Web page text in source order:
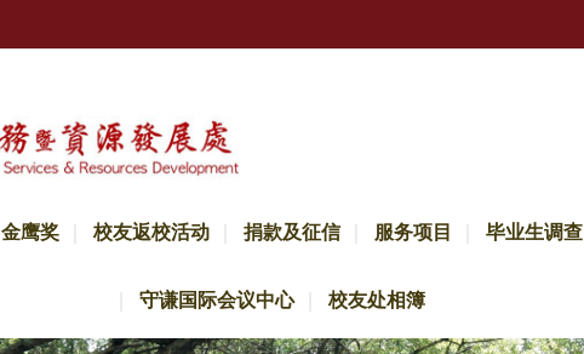
金鹰奖 校友返校活动 捐款及征信 服务项目 毕业生调查
守谦国际会议中心 校友处相簿